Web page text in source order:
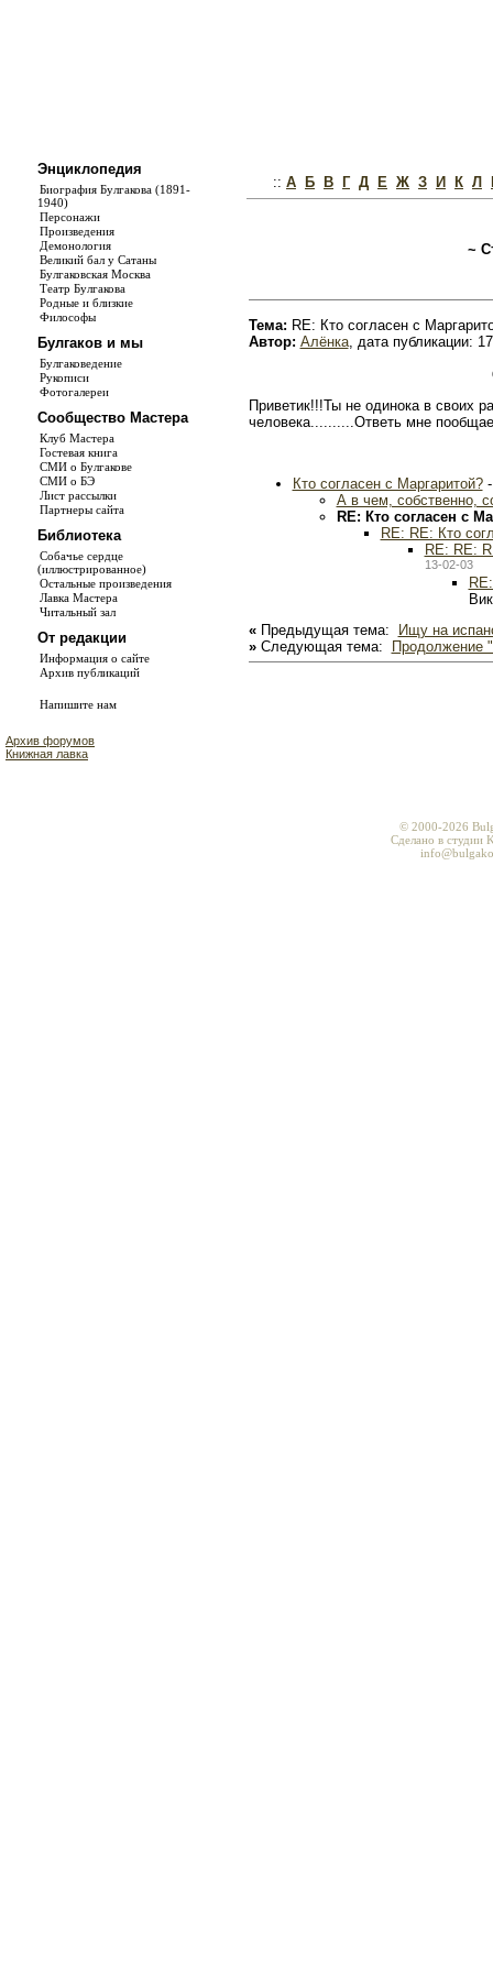
Энциклопедия
Биография Булгакова (1891-
1940)
Персонажи
Произведения
Демонология
Великий бал у Сатаны
Булгаковская Москва
Театр Булгакова
Родные и близкие
Философы
Булгаков и мы
Булгаковедение
Рукописи
Фотогалереи
Сообщество Мастера
Клуб Мастера
Гостевая книга
СМИ о Булгакове
СМИ о БЭ
Лист рассылки
Партнеры сайта
Библиотека
Собачье сердце
(иллюстрированное)
Остальные произведения
Лавка Мастера
Читальный зал
От редакции
Информация о сайте
Архив публикаций
Напишите нам
Архив форумов
Книжная лавка
:: А Б В Г Д Е Ж З И К Л
~
Тема: RE: Кто согласен с
Автор: Алёнка, дата публикации:
Приветик!!!Ты не одинока в своих
человека..........Ответь мне
Кто согласен с Маргаритой?-
А в чем, собственно,
RE: Кто согласен с
RE: RE: Кто
RE: RE:
13-02-03
«Предыдущая тема: Ищу на
»Следующая тема: Продолжение
© 2000-2026
Сделано в студии